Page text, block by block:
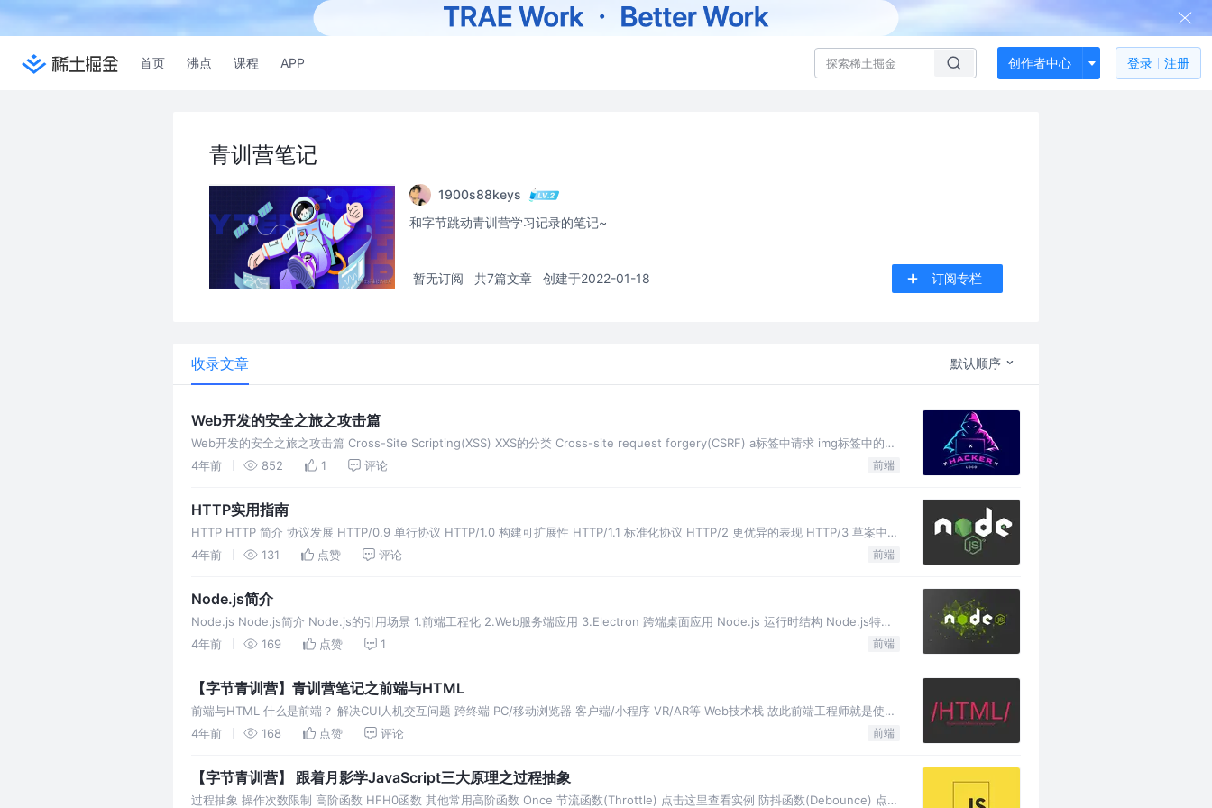
首页 沸点 课程 APP 创作者中心 登录 注册
青训营笔记
1900s88keys
和字节跳动青训营学习记录的笔记~
暂无订阅 共7篇文章 创建于2022-01-18 订阅专栏
收录文章 默认顺序
Web开发的安全之旅之攻击篇
Web开发的安全之旅之攻击篇 Cross-Site Scripting(XSS) XXS的分类 Cross-site request forgery(CSRF) a标签中请求 img标签中的请
求 In
4年前 852 1 评论 前端
HTTP实用指南
HTTP HTTP 简介 协议发展 HTTP/0.9 单行协议 HTTP/1.0 构建可扩展性 HTTP/1.1 标准化协议 HTTP/2 更优异的表现 HTTP/3 草案中
协议分析--报文 Met
4年前 131 点赞 评论 前端
Node.js简介
Node.js Node.js简介 Node.js的引用场景 1.前端工程化 2.Web服务端应用 3.Electron 跨端桌面应用 Node.js 运行时结构 Node.js特点
1.异步I/O
4年前 169 点赞 1 前端
【字节青训营】青训营笔记之前端与HTML
前端与HTML 什么是前端？ 解决CUI人机交互问题 跨终端 PC/移动浏览器 客户端/小程序 VR/AR等 Web技术栈 故此前端工程师就是使用
Web技术栈解决多端图形用户界面交互问题的工程师 We
4年前 168 点赞 评论 前端
【字节青训营】 跟着月影学JavaScript三大原理之过程抽象
过程抽象 操作次数限制 高阶函数 HFH0函数 其他常用高阶函数 Once 节流函数(Throttle) 点击这里查看实例 防抖函数(Debounce) 点击